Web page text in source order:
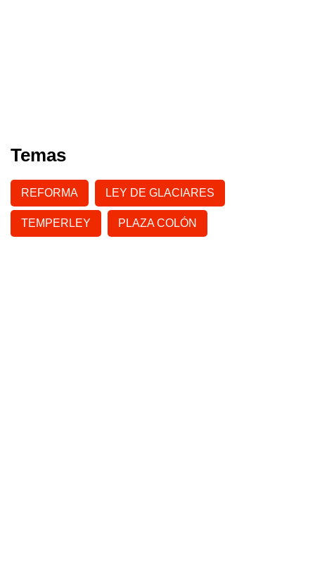
Temas
REFORMA LEY DE GLACIARES
TEMPERLEY PLAZA COLÓN